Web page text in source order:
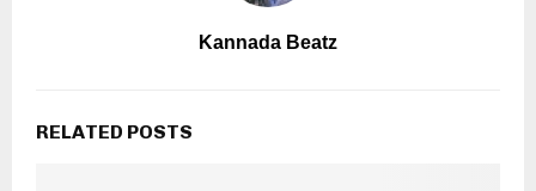
Kannada Beatz
RELATED POSTS